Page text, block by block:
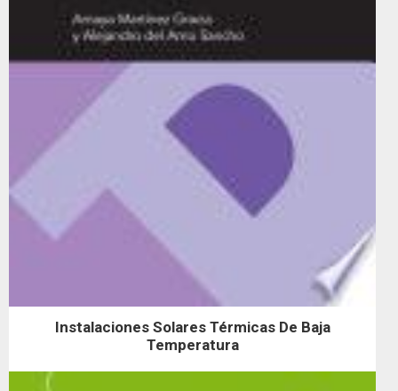
Instalaciones Solares Térmicas De Baja
Temperatura